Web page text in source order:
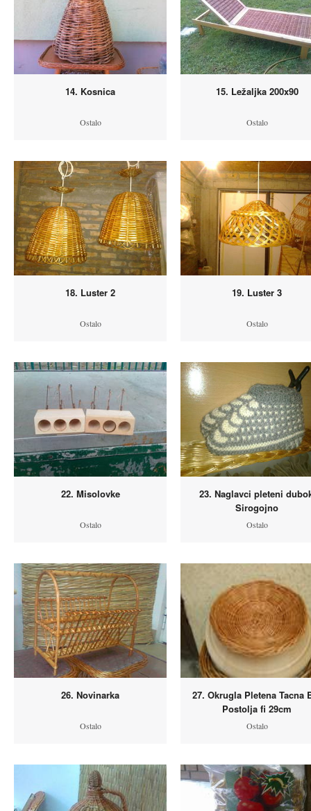
14. Kosnica
Ostalo
15. Ležaljka 200x90
Ostalo
18. Luster 2
Ostalo
19. Luster 3
Ostalo
22. Misolovke
Ostalo
23. Naglavci pleteni
Sirogojno
Ostalo
26. Novinarka
Ostalo
27. Okrugla Pletena Tacna
Postolja fi 29cm
Ostalo